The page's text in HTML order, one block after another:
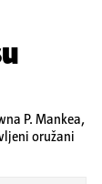
P. Mankea,
oružani